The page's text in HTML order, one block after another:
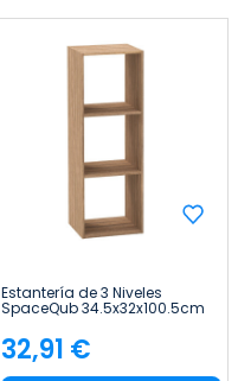
Estantería de 3 Niveles
SpaceQub 34.5x32x100.5cm
7house
Precio
32,91 €